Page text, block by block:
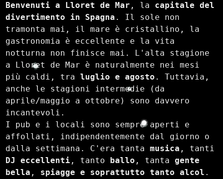
Benvenuti a Lloret de Mar , la capitale del
divertimento in Spagna . Il sole non
tramonta mai, il mare è cristallino, la
gastronomia è eccellente e la vita
notturna non finisce mai. L'alta stagione
a Lloret de Mar è naturalmente nei mesi
più caldi, tra luglio e agosto . Tuttavia,
anche le stagioni intermedie (da
aprile/maggio a ottobre) sono davvero
incantevoli.
I pub e i locali sono sempre aperti e
affollati, indipendentemente dal giorno o
dalla settimana. C'era tanta musica
DJ eccellenti , tanto ballo , tanta gente
bella , spiagge e soprattutto tanto alcol